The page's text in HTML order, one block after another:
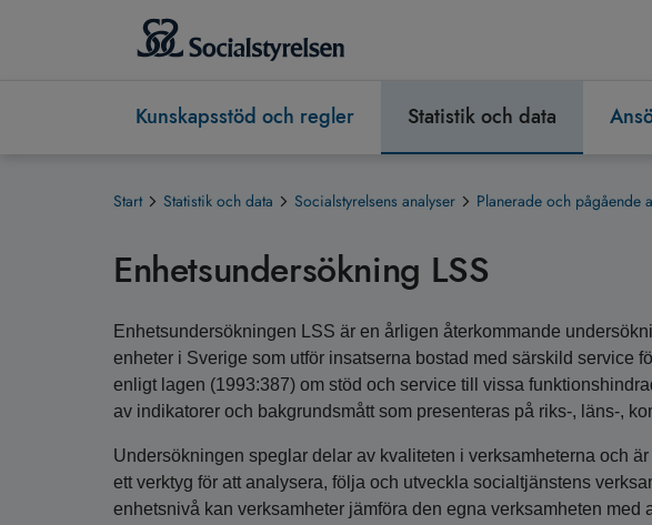
Kunskapsstöd och regler Statistik och data
Start Statistik och data Socialstyrelsens analyser Planerade och pågående
Enhetsundersökning LSS
Enhetsundersökningen LSS är en årligen återkommande
enheter i Sverige som utför insatserna bostad med särskild service
enligt lagen (1993:387) om stöd och service till vissa
av indikatorer och bakgrundsmått som presenteras på riks-, läns-,
Undersökningen speglar delar av kvaliteten i verksamheterna och
ett verktyg för att analysera, följa och utveckla socialtjänstens
enhetsnivå kan verksamheter jämföra den egna verksamheten med